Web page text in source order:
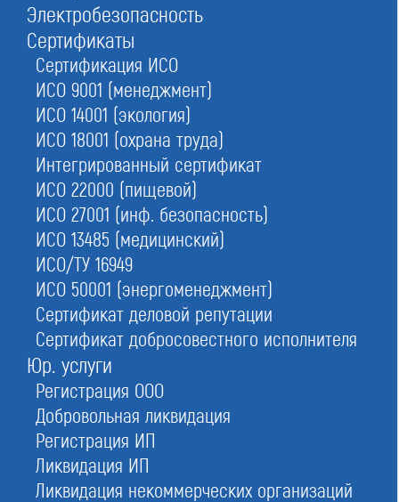
Электробезопасность
Сертификаты
Сертификация ИСО
ИСО 9001 (менеджмент)
ИСО 14001 (экология)
ИСО 18001 (охрана труда)
Интегрированный сертификат
ИСО 22000 (пищевой)
ИСО 27001 (инф. безопасность)
ИСО 13485 (медицинский)
ИСО/ТУ 16949
ИСО 50001 (энергоменеджмент)
Сертификат деловой репутации
Сертификат добросовестного исполнителя
Юр. услуги
Регистрация ООО
Добровольная ликвидация
Регистрация ИП
Ликвидация ИП
Ликвидация некоммерческих организаций
Заказать консультацию
При отправке данной формы вы соглашаетесь с
персональных данных.
Строителей
Проектировщиков
Изыскателей
Сведения обо всех некоммерческих объединениях в
строительстве содержит Государственный реестр
СРО. Его ведет Ростехнадзор (РТН). Единый реестр
опубликован на официальном сайте РТН.
Ассоциации НОСТРОЙ и НОПРИЗ также ведут
реестры СРО — каждая по своей специфике
деятельности.